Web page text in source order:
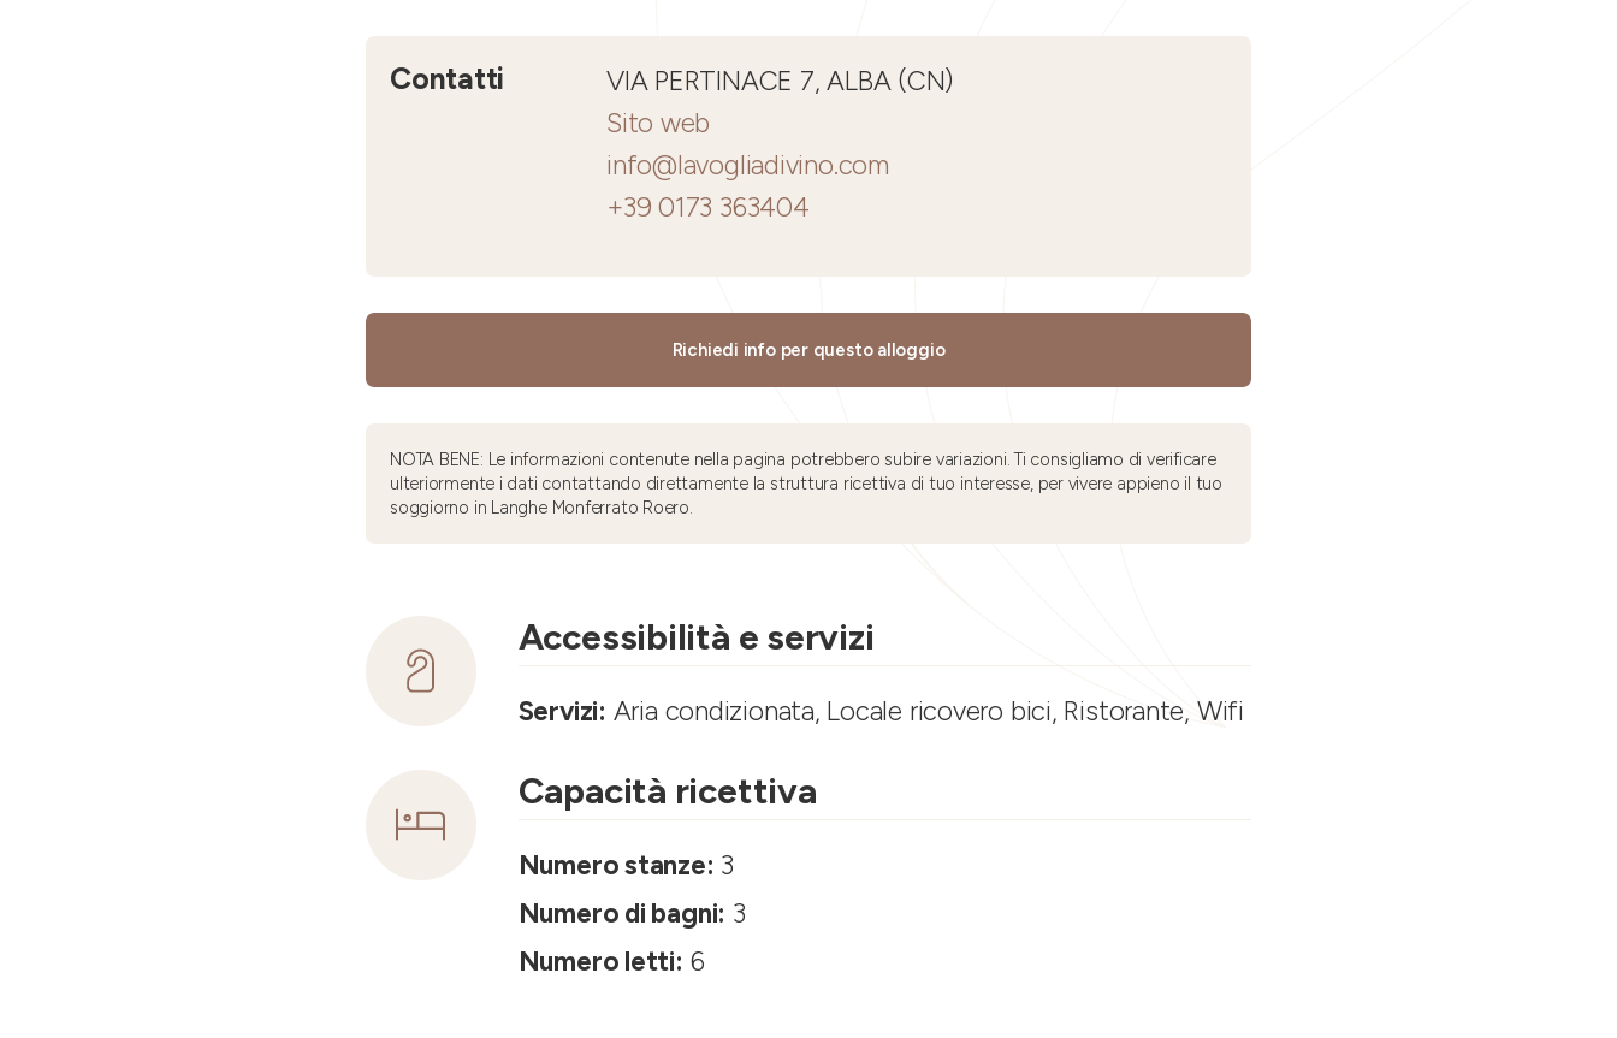
Contatti
VIA PERTINACE 7, ALBA (CN)
Sito web
info@lavogliadivino.com
+39 0173 363404
Richiedi info per questo alloggio
NOTA BENE: Le informazioni contenute nella pagina potrebbero subire variazioni. Ti consigliamo di verificare
ulteriormente i dati contattando direttamente la struttura ricettiva di tuo interesse, per vivere appieno il tuo
soggiorno in Langhe Monferrato Roero.
Accessibilità e servizi
Servizi: Aria condizionata, Locale ricovero bici, Ristorante, Wifi
Capacità ricettiva
Numero stanze: 3
Numero di bagni: 3
Numero letti: 6